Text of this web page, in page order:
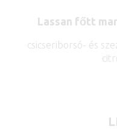
Lassan főtt
csicseriborsó- és